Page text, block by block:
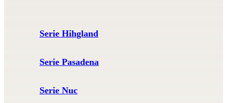
Serie Hihgland
Serie Pasadena
Serie Nuc